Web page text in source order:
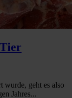
wurde, geht es also
Jahres...